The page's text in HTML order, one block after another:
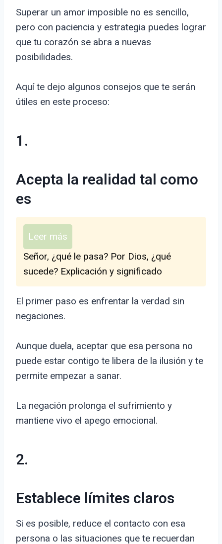
Superar un amor imposible no es sencillo,
pero con paciencia y estrategia puedes lograr
que tu corazón se abra a nuevas
posibilidades.
Aquí te dejo algunos consejos que te serán
útiles en este proceso:
1.
Acepta la realidad tal como
es
Leer más
Señor, ¿qué le pasa? Por Dios, ¿qué
sucede? Explicación y significado
El primer paso es enfrentar la verdad sin
negaciones.
Aunque duela, aceptar que esa persona no
puede estar contigo te libera de la ilusión y te
permite empezar a sanar.
La negación prolonga el sufrimiento y
mantiene vivo el apego emocional.
2.
Establece límites claros
Si es posible, reduce el contacto con esa
persona o las situaciones que te recuerdan